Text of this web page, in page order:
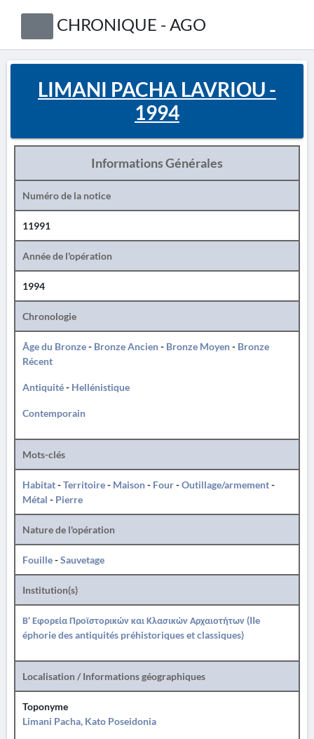
CHRONIQUE - AGO
LIMANI PACHA LAVRIOU -
1994
Informations Générales
Numéro de la notice
11991
Année de l'opération
1994
Chronologie
Âge du Bronze- Bronze Ancien- Bronze Moyen- Bronze
Récent
Antiquité- Hellénistique
Contemporain
Mots-clés
Habitat-Territoire- Maison- Four-Outillage/armement-
Métal - Pierre
Nature de l'opération
Fouille-Sauvetage
Institution(s)
Β' Εφορεία Προϊστορικών και Κλασικών Αρχαιοτήτων (IIe
éphorie des antiquités préhistoriques et classiques)
Localisation / Informations géographiques
Toponyme
Limani Pacha, Kato Poseidonia